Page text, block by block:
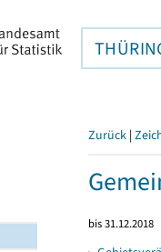
Zurück |
bis 31.12.2018